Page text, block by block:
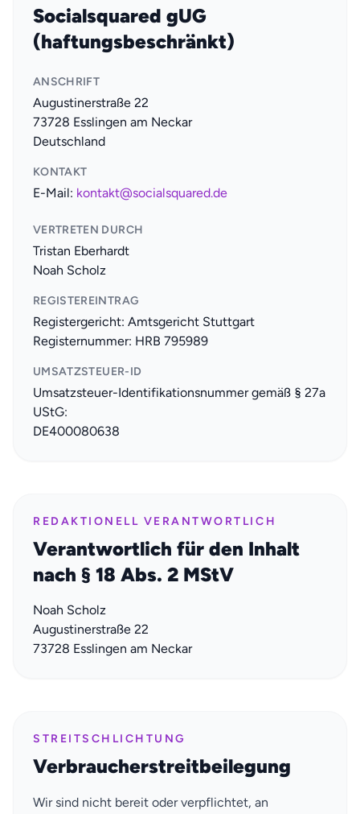
Socialsquared gUG
(haftungsbeschränkt)
ANSCHRIFT
Augustinerstraße 22
73728 Esslingen am Neckar
Deutschland
KONTAKT
E-Mail: kontakt@socialsquared.de
VERTRETEN DURCH
Tristan Eberhardt
Noah Scholz
REGISTEREINTRAG
Registergericht: Amtsgericht Stuttgart
Registernummer: HRB 795989
UMSATZSTEUER-ID
Umsatzsteuer-Identifikationsnummer gemäß § 27a
UStG:
DE400080638
REDAKTIONELL VERANTWORTLICH
Verantwortlich für den Inhalt
nach § 18 Abs. 2 MStV
Noah Scholz
Augustinerstraße 22
73728 Esslingen am Neckar
STREITSCHLICHTUNG
Verbraucherstreitbeilegung
Wir sind nicht bereit oder verpflichtet, an